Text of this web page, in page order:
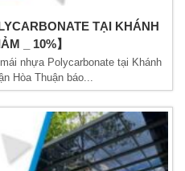
TẠI KHÁNH
_ 10%】
nhựa Polycarbonate tại Khánh
Hòa Thuận báo...